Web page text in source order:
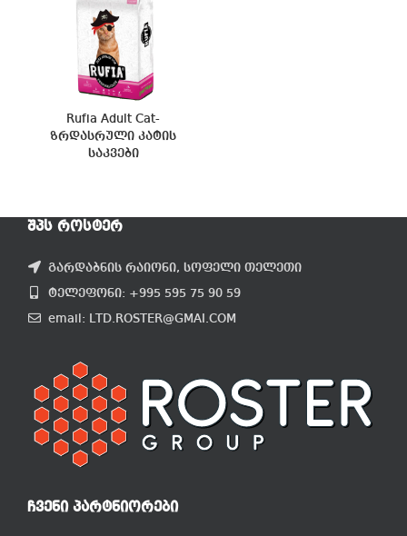
Rufia Adult Cat-
ზრდასრული კატის
საკვები
ᲨᲞᲡ ᲠᲝᲡᲢᲔᲠ
გარდაბნის რაიონი, სოფელი თელეთი
ტელეფონი: +995 595 75 90 59
email: LTD.ROSTER@GMAI.COM
ᲩᲕᲔᲜᲘ ᲞᲐᲠᲢᲜᲘᲝᲠᲔᲑᲘ